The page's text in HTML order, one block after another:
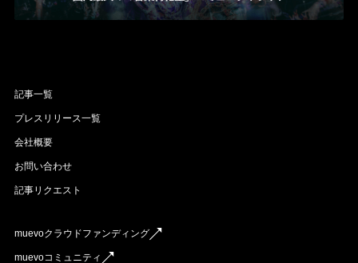
記事一覧
プレスリリース一覧
会社概要
お問い合わせ
記事リクエスト
muevoクラウドファンディング
muevoコミュニティ